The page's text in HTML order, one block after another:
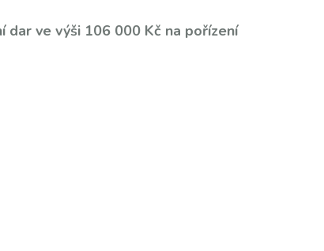
dar ve výši 106 000 Kč na pořízení